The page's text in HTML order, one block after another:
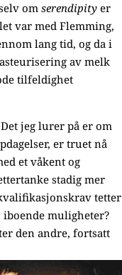
omserendipity er
var med Flemming,
lang tid, og da i
av melk
tilfeldighet
jeg lurer på er om
er truet nå
et våkent og
stadig mer
tetter
muligheter?
den andre, fortsatt